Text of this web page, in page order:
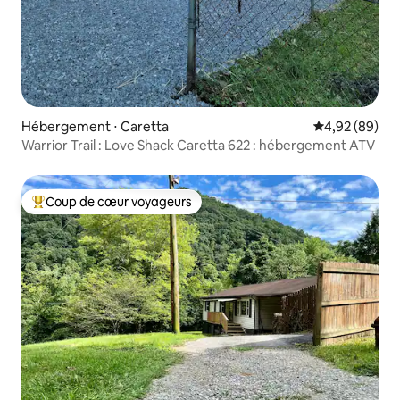
Hébergement ⋅ Caretta Évaluation
4,92 (89)
Warrior Trail : Love Shack Caretta 622 : hébergement ATV
Coups de cœur voyageurs les plus appréciés
Coup de cœur voyageurs